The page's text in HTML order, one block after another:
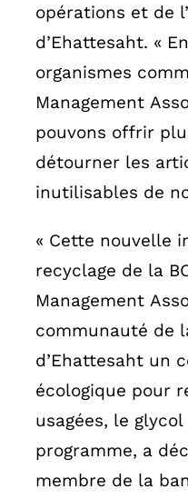
opérations et de
d’Ehattesaht. «
organismes
Management
pouvons offrir
détourner les
inutilisables de
« Cette nouvelle
recyclage de la
Management
communauté de
d’Ehattesaht un
écologique pour
usagées, le
programme, a
membre de la